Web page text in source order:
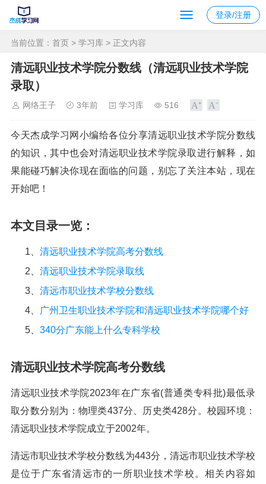
登录/注册
当前位置： 首页 > 学习库 > 正文内容
清远职业技术学院分数线（清远职业技术学院
录取）
网络王子 3年前 学习库 516
今天杰成学习网小编给各位分享清远职业技术学院分数线
的知识，其中也会对清远职业技术学院录取进行解释，如
果能碰巧解决你现在面临的问题，别忘了关注本站，现在
开始吧！
本文目录一览：
1、 清远职业技术学院高考分数线
2、 清远职业技术学院录取线
3、 清远市职业技术学校分数线
4、
广州卫生职业技术学院和清远职业技术学院哪个好
5、 340分广东能上什么专科学校
清远职业技术学院高考分数线
清远职业技术学院2023年在广东省(普通类专科批)最低录
取分数分别为：物理类437分、历史类428分。校园环境：
清远职业技术学院成立于2002年。
清远市职业技术学校分数线为443分，清远市职业技术学校
是位于广东省清远市的一所职业技术学校。相关内容如